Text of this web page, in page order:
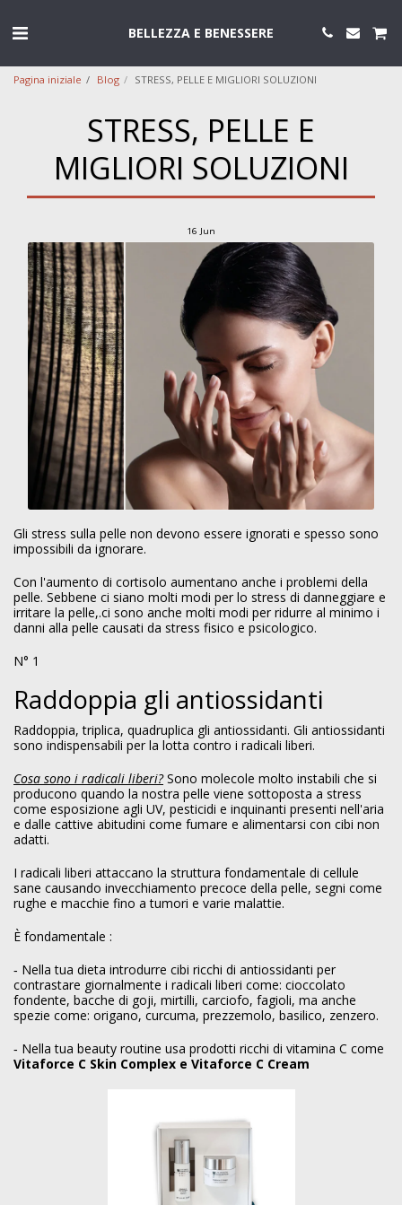
BELLEZZA E BENESSERE
Pagina iniziale Blog STRESS, PELLE E MIGLIORI SOLUZIONI
STRESS, PELLE E
MIGLIORI SOLUZIONI
16 Jun
Gli stress sulla pelle non devono essere ignorati e spesso sono
impossibili da ignorare.
Con l'aumento di cortisolo aumentano anche i problemi della
pelle. Sebbene ci siano molti modi per lo stress di danneggiare e
irritare la pelle,.ci sono anche molti modi per ridurre al minimo i
danni alla pelle causati da stress fisico e psicologico.
N° 1
Raddoppia gli antiossidanti
Raddoppia, triplica, quadruplica gli antiossidanti. Gli antiossidanti
sono indispensabili per la lotta contro i radicali liberi.
Cosa sono i radicali liberi?Sono molecole molto instabili che si
producono quando la nostra pelle viene sottoposta a stress
come esposizione agli UV, pesticidi e inquinanti presenti nell'aria
e dalle cattive abitudini come fumare e alimentarsi con cibi non
adatti.
I radicali liberi attaccano la struttura fondamentale di cellule
sane causando invecchiamento precoce della pelle, segni come
rughe e macchie fino a tumori e varie malattie.
È fondamentale :
‑ Nella tua dieta introdurre cibi ricchi di antiossidanti per
contrastare giornalmente i radicali liberi come: cioccolato
fondente, bacche di goji, mirtilli, carciofo, fagioli, ma anche
spezie come: origano, curcuma, prezzemolo, basilico, zenzero.
‑ Nella tua beauty routine usa prodotti ricchi di vitamina C come
Vitaforce C Skin Complex e Vitaforce C Cream